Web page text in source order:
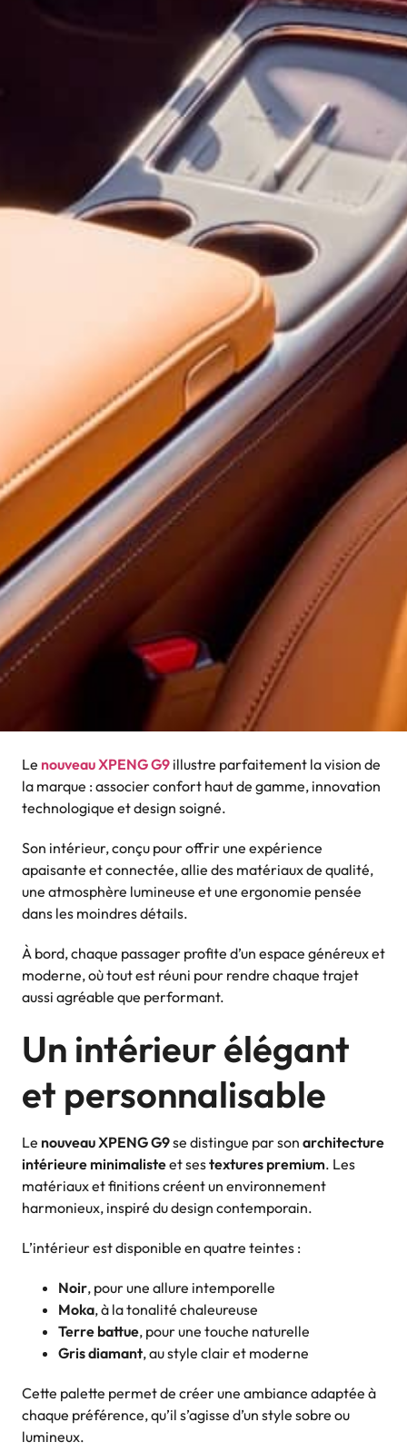
Le nouveau XPENG G9 illustre parfaitement la vision de
la marque : associer confort haut de gamme, innovation
technologique et design soigné.
Son intérieur, conçu pour offrir une expérience
apaisante et connectée, allie des matériaux de qualité,
une atmosphère lumineuse et une ergonomie pensée
dans les moindres détails.
À bord, chaque passager profite d’un espace généreux et
moderne, où tout est réuni pour rendre chaque trajet
aussi agréable que performant.
Un intérieur élégant
et personnalisable
Le nouveau XPENG G9se distingue par son architecture
intérieure minimalisteet sestextures premium. Les
matériaux et finitions créent un environnement
harmonieux, inspiré du design contemporain.
L’intérieur est disponible en quatre teintes :
Noir, pour une allure intemporelle
Moka, à la tonalité chaleureuse
Terre battue, pour une touche naturelle
Gris diamant, au style clair et moderne
Cette palette permet de créer une ambiance adaptée à
chaque préférence, qu’il s’agisse d’un style sobre ou
lumineux.